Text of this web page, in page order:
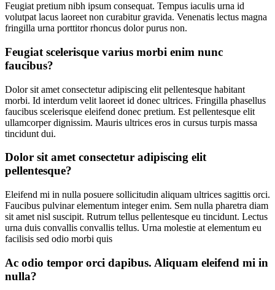
Feugiat pretium nibh ipsum consequat. Tempus iaculis urna id
volutpat lacus laoreet non curabitur gravida. Venenatis lectus magna
fringilla urna porttitor rhoncus dolor purus non.
Feugiat scelerisque varius morbi enim nunc
faucibus?
Dolor sit amet consectetur adipiscing elit pellentesque habitant
morbi. Id interdum velit laoreet id donec ultrices. Fringilla phasellus
faucibus scelerisque eleifend donec pretium. Est pellentesque elit
ullamcorper dignissim. Mauris ultrices eros in cursus turpis massa
tincidunt dui.
Dolor sit amet consectetur adipiscing elit
pellentesque?
Eleifend mi in nulla posuere sollicitudin aliquam ultrices sagittis orci.
Faucibus pulvinar elementum integer enim. Sem nulla pharetra diam
sit amet nisl suscipit. Rutrum tellus pellentesque eu tincidunt. Lectus
urna duis convallis convallis tellus. Urna molestie at elementum eu
facilisis sed odio morbi quis
Ac odio tempor orci dapibus. Aliquam eleifend mi in
nulla?